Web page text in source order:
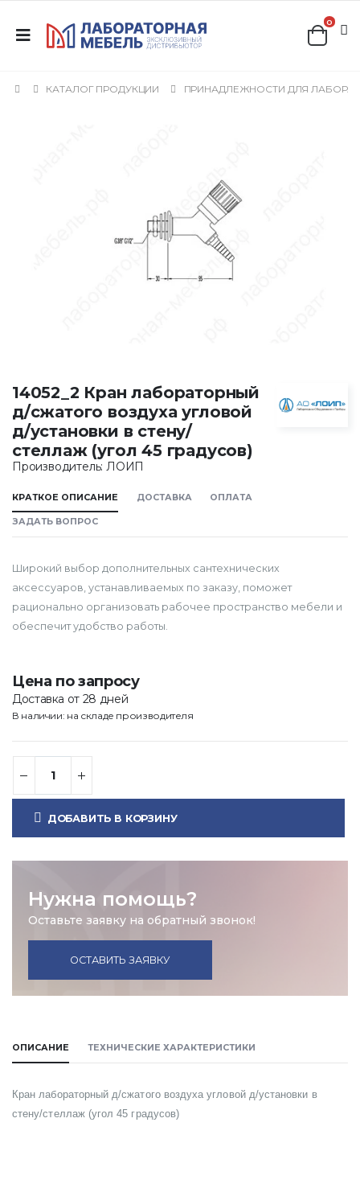
0
КАТАЛОГ ПРОДУКЦИИ ПРИНАДЛЕЖНОСТИ ДЛЯ
14052_2 Кран лабораторный
д/сжатого воздуха угловой
д/установки в стену/
стеллаж (угол 45 градусов)
Производитель: ЛОИП
КРАТКОЕ ОПИСАНИЕ ДОСТАВКА ОПЛАТА
ЗАДАТЬ ВОПРОС
Широкий выбор дополнительных сантехнических
аксессуаров, устанавливаемых по заказу, поможет
рационально организовать рабочее пространство мебели и
обеспечит удобство работы.
Цена по запросу
Доставка от 28 дней
В наличии: на складе производителя
ДОБАВИТЬ В КОРЗИНУ
Нужна помощь?
Оставьте заявку на обратный звонок!
ОСТАВИТЬ ЗАЯВКУ
ОПИСАНИЕ ТЕХНИЧЕСКИЕ ХАРАКТЕРИСТИКИ
Кран лабораторный д/сжатого воздуха угловой д/установки в
стену/стеллаж (угол 45 градусов)